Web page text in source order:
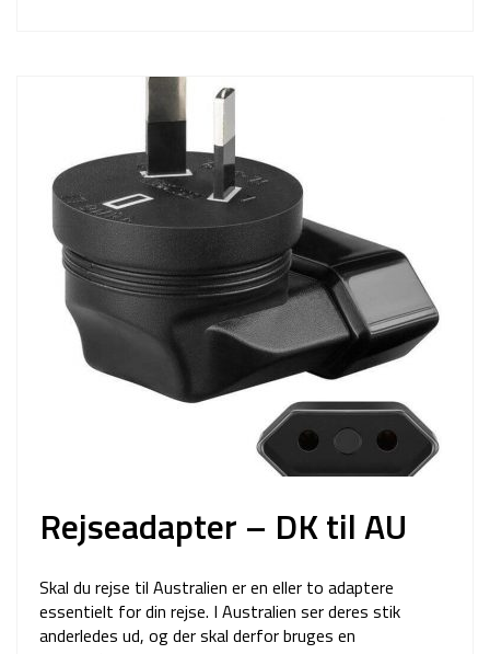
Rejseadapter – DK til AU
Skal du rejse til Australien er en eller to adaptere
essentielt for din rejse. I Australien ser deres stik
anderledes ud, og der skal derfor bruges en